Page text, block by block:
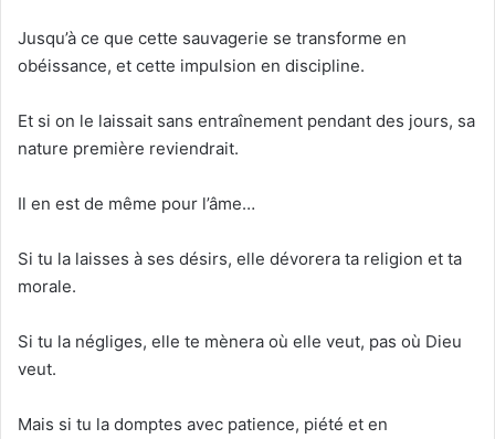
Jusqu’à ce que cette sauvagerie se transforme en
obéissance, et cette impulsion en discipline.
Et si on le laissait sans entraînement pendant des jours, sa
nature première reviendrait.
Il en est de même pour l’âme…
Si tu la laisses à ses désirs, elle dévorera ta religion et ta
morale.
Si tu la négliges, elle te mènera où elle veut, pas où Dieu
veut.
Mais si tu la domptes avec patience, piété et en